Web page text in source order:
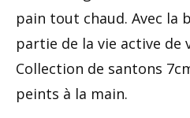
pain tout chaud. Avec la
partie de la vie active de
Collection de santons
peints à la main.